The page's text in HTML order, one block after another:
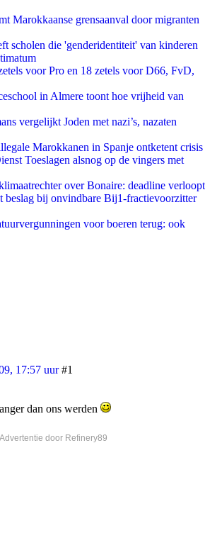
Marokkaanse grensaanval door migranten
scholen die 'genderidentiteit' van kinderen
voor Pro en 18 zetels voor D66, FvD,
in Almere toont hoe vrijheid van
vergelijkt Joden met nazi’s, nazaten
Marokkanen in Spanje ontketent crisis
Toeslagen alsnog op de vingers met
over Bonaire: deadline verloopt
beslag bij onvindbare Bij1-fractievoorzitter
voor boeren terug: ook
17:57 uur #1
dan ons werden
door Refinery89